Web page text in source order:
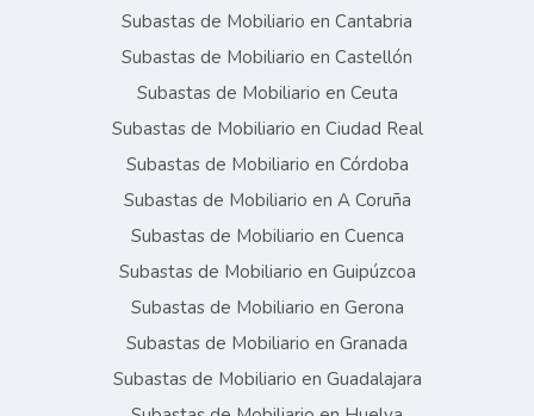
Subastas de Mobiliario en Cantabria
Subastas de Mobiliario en Castellón
Subastas de Mobiliario en Ceuta
Subastas de Mobiliario en Ciudad Real
Subastas de Mobiliario en Córdoba
Subastas de Mobiliario en A Coruña
Subastas de Mobiliario en Cuenca
Subastas de Mobiliario en Guipúzcoa
Subastas de Mobiliario en Gerona
Subastas de Mobiliario en Granada
Subastas de Mobiliario en Guadalajara